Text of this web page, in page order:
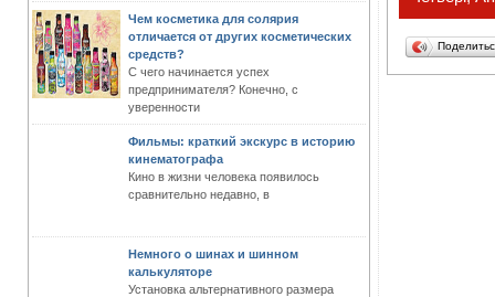
Чем косметика для солярия
отличается от других косметических
средств?
С чего начинается успех
предпринимателя? Конечно, с
уверенности
Фильмы: краткий экскурс в историю
кинематографа
Кино в жизни человека появилось
сравнительно недавно, в
Немного о шинах и шинном
калькуляторе
Установка альтернативного размера